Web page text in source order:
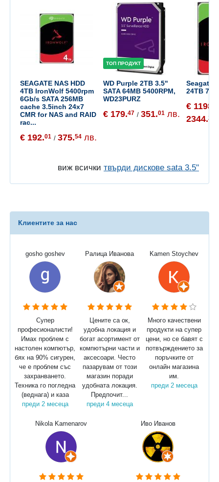
SEAGATE NAS HDD
4TB IronWolf 5400rpm
6Gb/s SATA 256MB
cache 3.5inch 24x7
CMR for NAS and RAID
rac...
€ 192.01 / 375.54 лв.
ТОП ПРОДУКТ
WD Purple 2TB 3.5"
SATA 64MB 5400RPM,
WD23PURZ
€ 179.47 / 351.01 лв.
Seagate
24TB
€ 1198.
2344.28
виж всички твърди дискове sata 3.5"
Клиентите за нас
gosho goshev
Супер
професионалисти!
Имах проблем с
настолен компютър,
бях на 90% сигурен,
че е проблем със
захранването.
Техника го погледна
(веднага) и каза
преди 2 месеца
Ралица Иванова
Цените са ок,
удобна локация и
богат асортимент от
компютърни части и
аксесоари. Често
пазарувам от този
магазин поради
удобната локация.
Предпочит...
преди 4 месеца
Kamen Stoychev
Много качествени
продукти на супер
цени, но се бавят с
потвърждението за
поръчките от
онлайн магазина
им.
преди 2 месеца
Nikola Kamenarov Иво Иванов